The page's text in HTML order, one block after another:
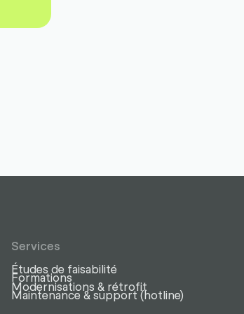
Services
Études de faisabilité
Formations
Modernisations & rétrofit
Maintenance & support (hotline)